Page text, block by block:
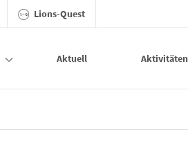
Lions-Quest
Aktuell Aktivitäten